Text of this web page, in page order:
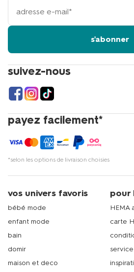
suivez-nous
payez facilement*
*selon les options de livraison choisies
adresse
s'abonner
vos univers favoris
bébé mode
enfant mode
bain
domir
maison et deco
pour
HEMA
carte